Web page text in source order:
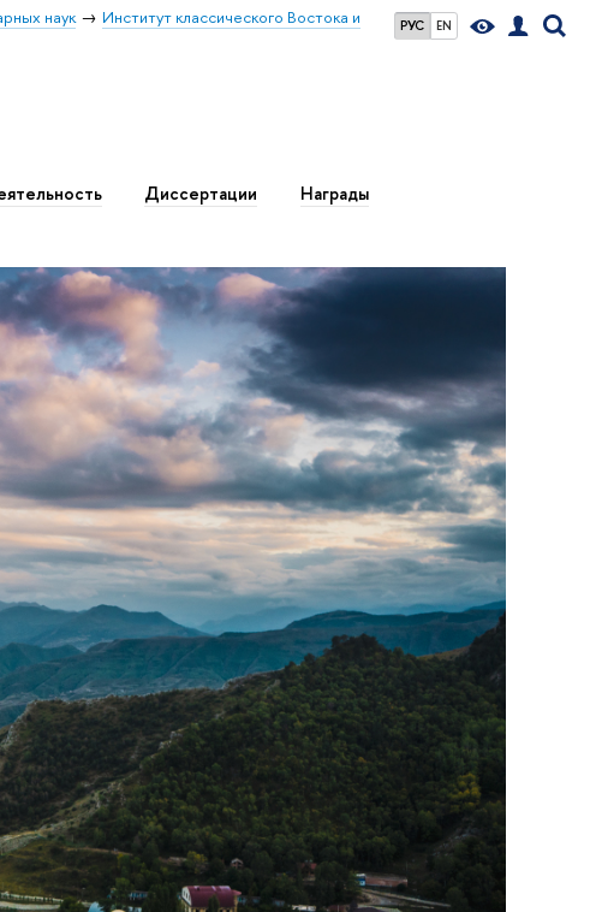
РУС EN
наук
Институт классического Востока и
Диссертации Награды